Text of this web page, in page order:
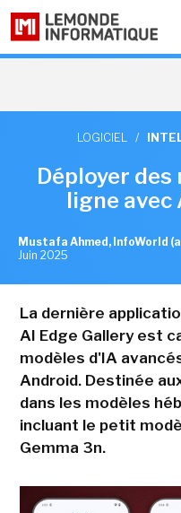
LOGICIEL /
Déployer
ligne avec
Mustafa Ahmed, InfoWorld
Juin 2025
La dernière
AI Edge Gallery est
modèles d'IA
Android. Destinée
dans les modèles
incluant le petit
Gemma 3n.